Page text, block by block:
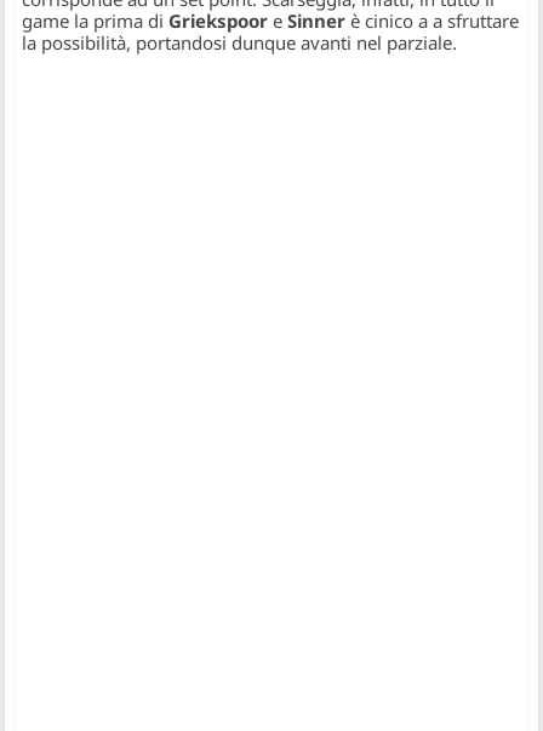
game la prima di GriekspooreSinnerè cinico a a sfruttare
la possibilità, portandosi dunque avanti nel parziale.